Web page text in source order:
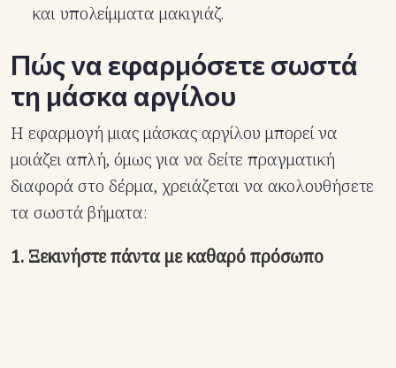
και υπολείμματα μακιγιάζ.
Πώς να εφαρμόσετε σωστά
τη μάσκα αργίλου
Η εφαρμογή μιας μάσκας αργίλου μπορεί να
μοιάζει απλή, όμως για να δείτε πραγματική
διαφορά στο δέρμα, χρειάζεται να ακολουθήσετε
τα σωστά βήματα:
1. Ξεκινήστε πάντα με καθαρό πρόσωπο